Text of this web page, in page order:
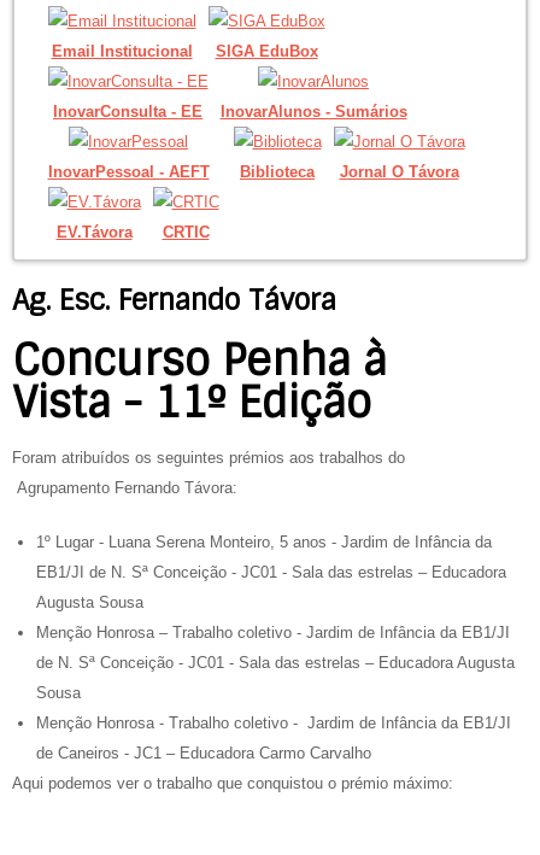
Email Institucional SIGA EduBox
InovarConsulta - EE InovarAlunos - Sumários
InovarPessoal - AEFT Biblioteca Jornal O Távora
EV.Távora CRTIC
Ag. Esc. Fernando Távora
Concurso Penha à
Vista - 11º Edição
Foram atribuídos os seguintes prémios aos trabalhos do
Agrupamento Fernando Távora:
1º Lugar - Luana Serena Monteiro, 5 anos - Jardim de Infância da
EB1/JI de N. Sª Conceição - JC01 - Sala das estrelas – Educadora
Augusta Sousa
Menção Honrosa – Trabalho coletivo - Jardim de Infância da EB1/JI
de N. Sª Conceição - JC01 - Sala das estrelas – Educadora Augusta
Sousa
Menção Honrosa - Trabalho coletivo - Jardim de Infância da EB1/JI
de Caneiros - JC1 – Educadora Carmo Carvalho
Aqui podemos ver o trabalho que conquistou o prémio máximo: